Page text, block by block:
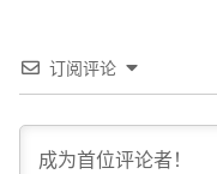
订阅评论